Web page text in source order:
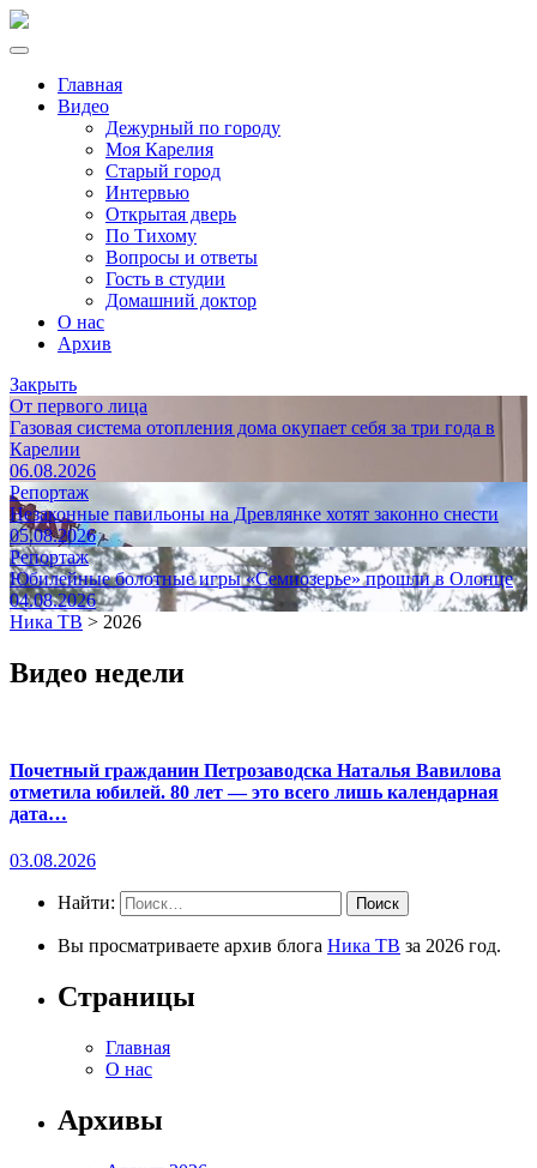
Главная
Видео
Дежурный по городу
Моя Карелия
Старый город
Интервью
Открытая дверь
По Тихому
Вопросы и ответы
Гость в студии
Домашний доктор
О нас
Архив
Закрыть
От первого лица
Газовая система отопления дома окупает себя за три года в
Карелии
06.08.2026
Репортаж
Незаконные павильоны на Древлянке хотят законно снести
05.08.2026
Репортаж
Юбилейные болотные игры «Семиозерье» прошли в Олонце
04.08.2026
Ника ТВ > 2026
Видео недели
Почетный гражданин Петрозаводска Наталья Вавилова
отметила юбилей. 80 лет — это всего лишь календарная
дата…
03.08.2026
Найти:
Вы просматриваете архив блога Ника ТВ за 2026 год.
Страницы
Главная
О нас
Архивы